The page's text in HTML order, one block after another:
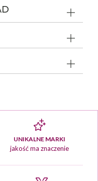
UNIKALNE MARKI
jakość ma znaczenie